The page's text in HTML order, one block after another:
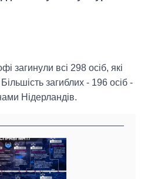
загинули всі 298 осіб, які
загиблих - 196 осіб -
Нідерландів.